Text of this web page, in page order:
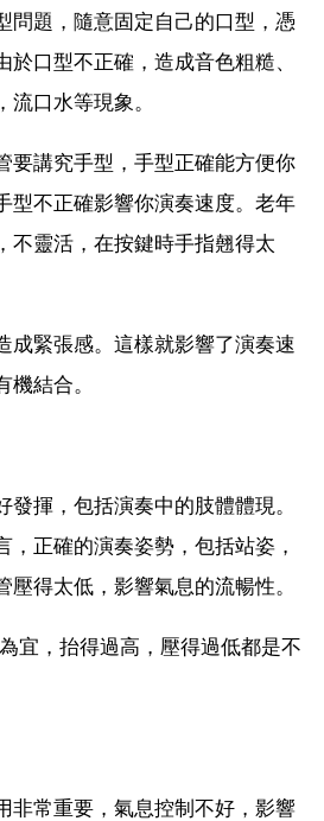
問題，隨意固定自己的口型，憑
於口型不正確，造成音色粗糙、
口水等現象。
要講究手型，手型正確能方便你
型不正確影響你演奏速度。老年
不靈活，在按鍵時手指翹得太
成緊張感。這樣就影響了演奏速
結合。
揮，包括演奏中的肢體體現。
，正確的演奏姿勢，包括站姿，
得太低，影響氣息的流暢性。
宜，抬得過高，壓得過低都是不
非常重要，氣息控制不好，影響